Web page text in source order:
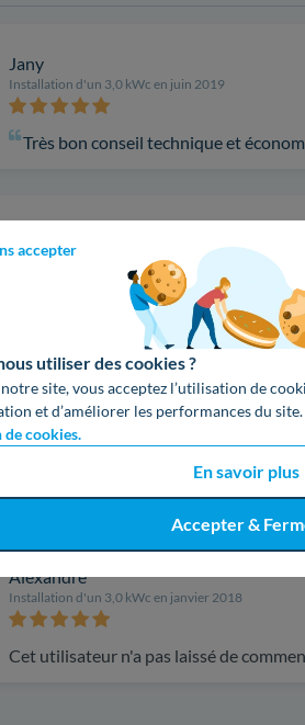
accepter
utiliser des cookies ?
site, vous acceptez l’utilisation de
et d’améliorer les performances du
cookies.
En savoir plus
Accepter &
Jany
Installation d'un 3,0 kWc en juin 2019
Très bon conseil technique et
Installation d'un 3,0 kWc en janvier 2019
Cet utilisateur n'a pas laissé de
Thomas
Installation d'un 3,0 kWc en février 2018
Cet utilisateur n'a pas laissé de
Alexandre
Installation d'un 3,0 kWc en janvier 2018
Cet utilisateur n'a pas laissé de